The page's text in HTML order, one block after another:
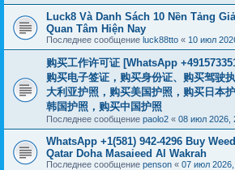
Luck8 Và Danh Sách 10 Nền Tảng
Quan Tâm Hiện Nay
Последнее сообщение luck88tto « 10 июл
购买工作许可证 [WhatsApp
购买电子签证，购买身份证、购买驾驶
大利亚护照，购买美国护照，购买日本
韩国护照，购买中国护照
Последнее сообщение paolo2 « 08 июл 2026,
WhatsApp +1(581) 942-4296 Buy
Qatar Doha Masaieed Al Wakrah
Последнее сообщение penson « 07 июл